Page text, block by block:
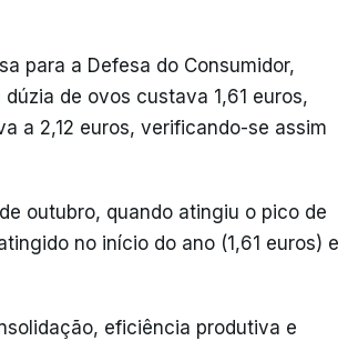
para a Defesa do Consumidor,
de ovos custava 1,61 euros,
a 2,12 euros, verificando-se assim
outubro, quando atingiu o pico de
no início do ano (1,61 euros) e
eficiência produtiva e